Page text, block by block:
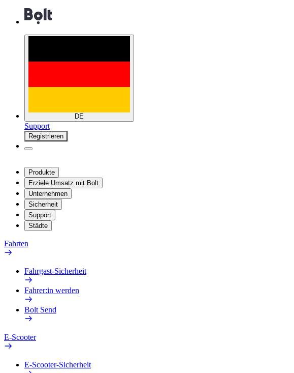
DE
Support
Registrieren
Produkte
Erziele Umsatz mit Bolt
Unternehmen
Sicherheit
Support
Städte
Fahrten
Fahrgast-Sicherheit
Fahrer:in werden
Bolt Send
E-Scooter
E-Scooter-Sicherheit